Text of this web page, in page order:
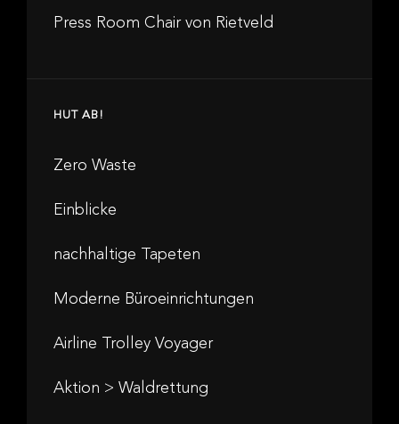
Press Room Chair von Rietveld
HUT AB!
Zero Waste
Einblicke
nachhaltige Tapeten
Moderne Büroeinrichtungen
Airline Trolley Voyager
Aktion > Waldrettung